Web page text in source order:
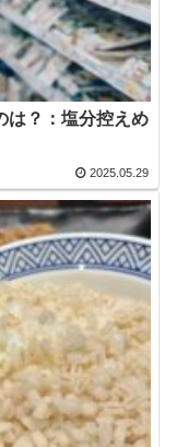
は？：塩分控えめ
2025.05.29